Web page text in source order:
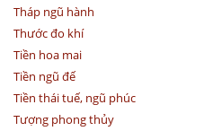
Tháp ngũ hành
Thước đo khí
Tiền hoa mai
Tiền ngũ đế
Tiền thái tuế, ngũ phúc
Tượng phong thủy